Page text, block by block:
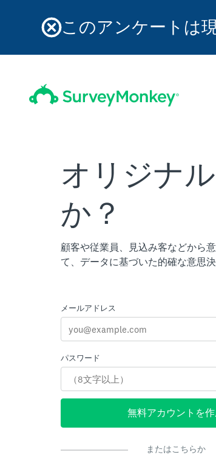
このアンケートは
オリジナ
か？
顧客や従業員、見込み客などから
て、データに基づいた的確な意思
メールアドレス
パスワード
無料アカウントを
またはこちらか